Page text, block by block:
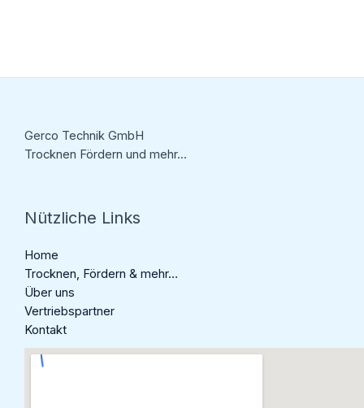
Gerco Technik GmbH
Trocknen Fördern und mehr...
Nützliche Links
Home
Trocknen, Fördern & mehr…
Über uns
Vertriebspartner
Kontakt